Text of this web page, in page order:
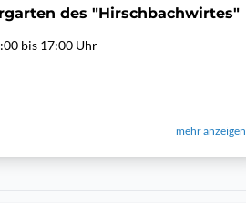
des "Hirschbachwirtes"
bis 17:00 Uhr
mehr anzeigen